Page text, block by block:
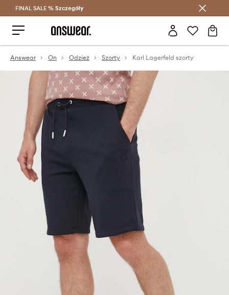
Oszczędzaj z Answear Club >
FINAL SALE % Szczegóły
Answear On Odzież Szorty Karl Lagerfeld szorty